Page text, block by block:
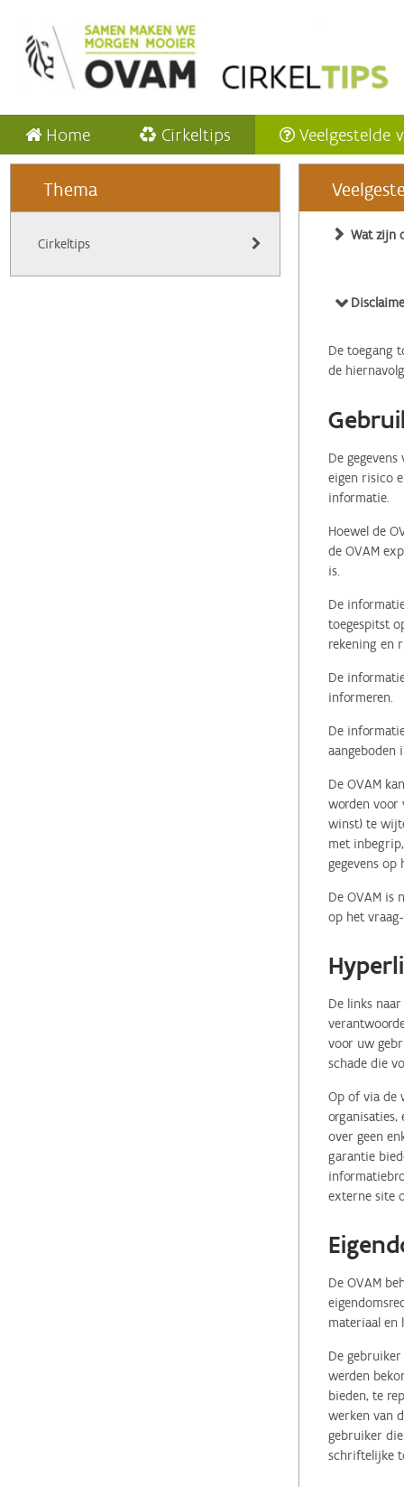
Home Cirkeltips Veelgestelde
Thema
Cirkeltips
Wat zijn
De toegang
de
De
eigen risico
informatie.
Hoewel de
de OVAM
is.
De
toegespitst
rekening en
De
informeren.
De
aangeboden
De OVAM
worden voor
winst) te
met
gegevens
De OVAM is
op het
De links
voor uw
schade die
Op of via de
organisaties,
over geen
garantie
externe site
De OVAM
materiaal en
De
werden
bieden, te
werken van
gebruiker
schriftelijke